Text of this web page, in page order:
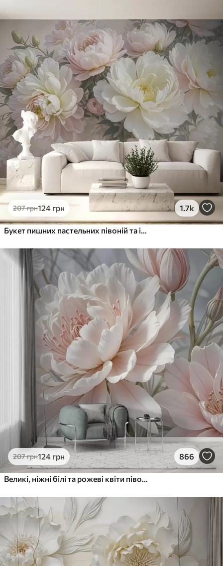
Наші матеріали
Стандарт
831499грн /м²
Преміум
1066640грн/м²
Преміум Вініл
1216 грн/м²
Peel and Stick
1458875
207грн124 грн 1.7k
207грн124 грн 866